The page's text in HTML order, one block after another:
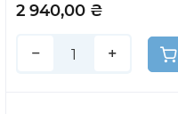
2 940,00 ₴
− +